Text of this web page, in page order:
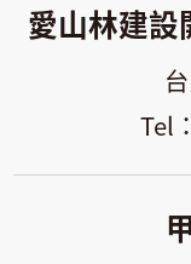
愛山林建